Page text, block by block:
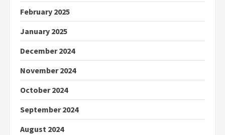
February 2025
January 2025
December 2024
November 2024
October 2024
September 2024
August 2024